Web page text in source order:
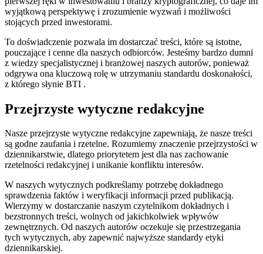
wyjątkową perspektywę i zrozumienie wyzwań i możliwości
stojących przed inwestorami.
To doświadczenie pozwala im dostarczać treści, które są istotne,
pouczające i cenne dla naszych odbiorców. Jesteśmy bardzo dumni
z wiedzy specjalistycznej i branżowej naszych autorów, ponieważ
odgrywa ona kluczową rolę w utrzymaniu standardu doskonałości,
z którego słynie BTI .
Przejrzyste wytyczne redakcyjne
Nasze przejrzyste wytyczne redakcyjne zapewniają, że nasze treści
są godne zaufania i rzetelne. Rozumiemy znaczenie przejrzystości w
dziennikarstwie, dlatego priorytetem jest dla nas zachowanie
rzetelności redakcyjnej i unikanie konfliktu interesów.
W naszych wytycznych podkreślamy potrzebę dokładnego
sprawdzenia faktów i weryfikacji informacji przed publikacją.
Wierzymy w dostarczanie naszym czytelnikom dokładnych i
bezstronnych treści, wolnych od jakichkolwiek wpływów
zewnętrznych. Od naszych autorów oczekuje się przestrzegania
tych wytycznych, aby zapewnić najwyższe standardy etyki
dziennikarskiej.